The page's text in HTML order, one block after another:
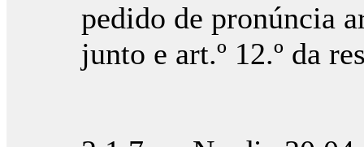
pedido de pronúncia
junto e art.º 12.º da